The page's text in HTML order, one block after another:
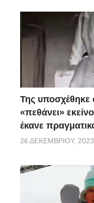
Της υποσχέθηκε
«πεθάνει»
έκανε
26 ΔΕΚΕΜΒΡΊΟΥ, 2023